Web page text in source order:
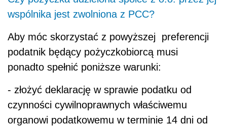
wspólnika jest zwolniona z PCC?
Aby móc skorzystać z powyższej preferencji
podatnik będący pożyczkobiorcą musi
ponadto spełnić poniższe warunki:
- złożyć deklarację w sprawie podatku od
czynności cywilnoprawnych właściwemu
organowi podatkowemu w terminie 14 dni od